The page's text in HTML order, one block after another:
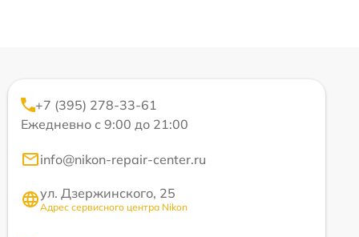
+7 (395) 278-33-61
Ежедневно с 9:00 до 21:00
info@nikon-repair-center.ru
ул. Дзержинского, 25
Адрес сервисного центра Nikon